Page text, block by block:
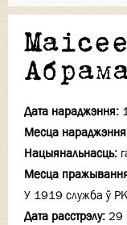
Дата нараджэння:
Месца
Нацыянальнасць:
Месца
У 1919 служба ў
Дата расстрэлу: 29